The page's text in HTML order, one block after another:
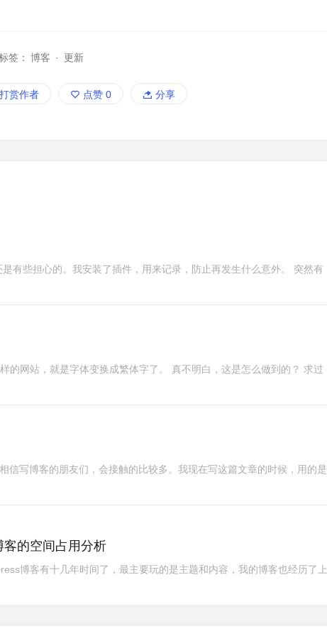
签： 博客 · 更新
打赏作者 点赞 0 分享
有些担心的。我安装了插件，用来记录，防止再发生什么意外。 突然有
的网站，就是字体变换成繁体字了。 真不明白，这是怎么做到的？ 求过
信写博客的朋友们，会接触的比较多。我现在写这篇文章的时候，用的是
的空间占用分析
博客有十几年时间了，最主要玩的是主题和内容，我的博客也经历了上